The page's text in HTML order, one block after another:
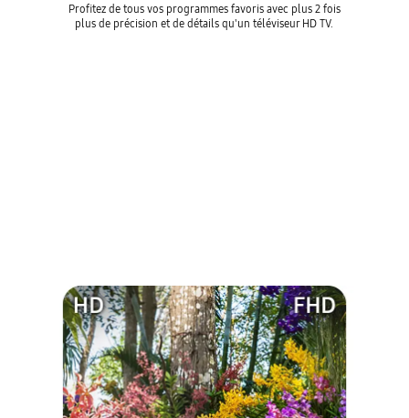
Profitez de tous vos programmes favoris avec plus 2 fois
plus de précision et de détails qu'un téléviseur HD TV.